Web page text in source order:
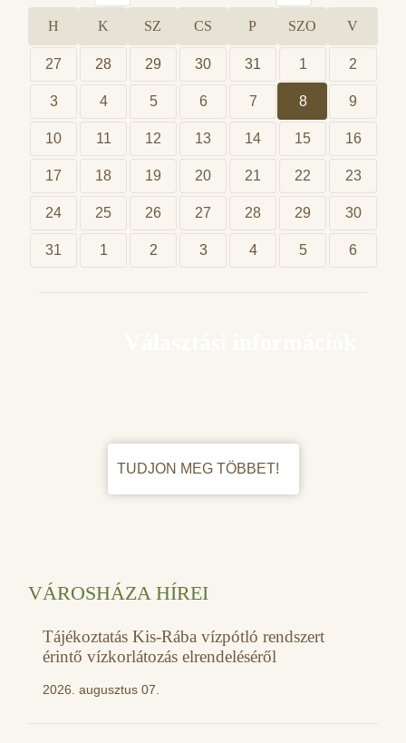
H K SZ CS P SZO V
27 28 29 30 31 1 2
3 4 5 6 7 8 9
10 11 12 13 14 15 16
17 18 19 20 21 22 23
24 25 26 27 28 29 30
31 1 2 3 4 5 6
TUDJON MEG TÖBBET!
VÁROSHÁZA HÍREI
Tájékoztatás Kis-Rába vízpótló rendszert
érintő vízkorlátozás elrendeléséről
2026. augusztus 07.